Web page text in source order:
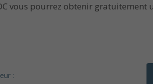
vous pourrez obtenir gratuitement
: